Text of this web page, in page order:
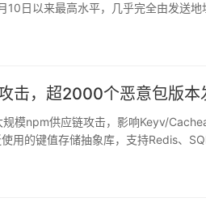
日以来最高水平，几乎完全由发送地
击，超2000个恶意包版本
模npm供应链攻击，影响Keyv/
用的键值存储抽象库，支持Redis、